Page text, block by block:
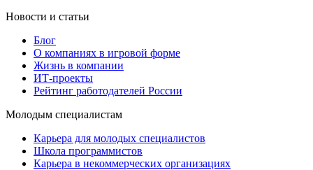
Новости и статьи
Блог
О компаниях в игровой форме
Жизнь в компании
ИТ-проекты
Рейтинг работодателей России
Молодым специалистам
Карьера для молодых специалистов
Школа программистов
Карьера в некоммерческих организациях